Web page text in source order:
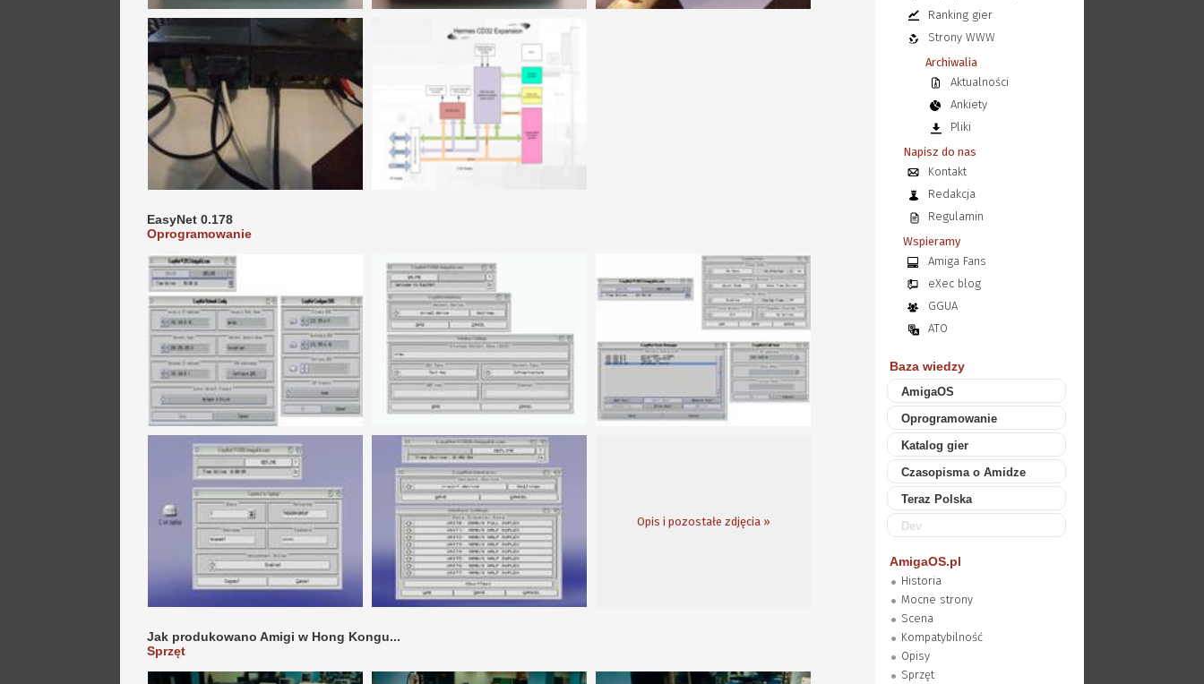
EasyNet 0.178
Oprogramowanie
Opis i pozostałe zdjęcia »
Jak produkowano Amigi w Hong Kongu...
Sprzęt
Ranking gier
Strony WWW
Archiwalia
Aktualności
Ankiety
Pliki
Napisz do nas
Kontakt
Redakcja
Regulamin
Wspieramy
Amiga Fans
eXec blog
GGUA
ATO
Baza wiedzy
AmigaOS
Oprogramowanie
Katalog gier
Czasopisma o Amidze
Teraz Polska
Dev
AmigaOS.pl
Historia
Mocne strony
Scena
Kompatybilność
Opisy
Sprzęt